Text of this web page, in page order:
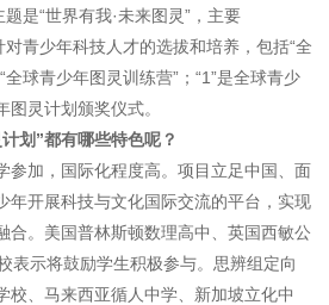
是“世界有我·未来图灵”，主要
对青少年科技人才的选拔和培养，包括“全
球青少年图灵训练营”；“1”是全球青少
灵计划颁奖仪式。
划”都有哪些特色呢？
参加，国际化程度高。项目立足中国、面
年开展科技与文化国际交流的平台，实现
合。美国普林斯顿数理高中、英国西敏公
表示将鼓励学生积极参与。思辨组定向
校、马来西亚循人中学、新加坡立化中